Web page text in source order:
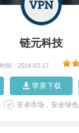
链元科技
时间：2024-02-17
苹果下载
安卓市场，安全绿色